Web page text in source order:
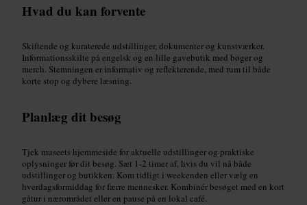
Hvad du kan forvente
Skiftende og kuraterede udstillinger, dokumenter og kunstværker.
Informationsskilte på engelsk og en lille gavebutik med bøger og
merch. Stemningen er informativ og reflekterende, med rum til både
korte stop og dybere læsning.
Planlæg dit besøg
Tjek museets hjemmeside for aktuelle udstillinger og praktiske
oplysninger før dit besøg. Sæt 1-2 timer af, hvis du vil nå både
udstillinger og butikken. Kom tidligt i weekenden eller vælg en
hverdagsformiddag for færre mennesker. Kombinér besøget med en kort
gåtur i nærområdet eller en pause på en lokal café.